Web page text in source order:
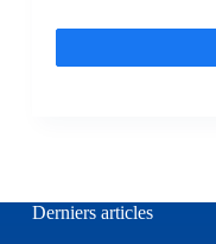
Derniers articles